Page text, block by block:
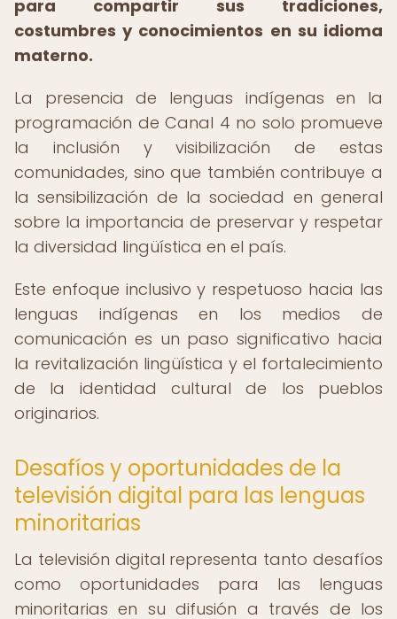
para compartir sus tradiciones,
costumbres y conocimientos en su idioma
materno.
La presencia de lenguas indígenas en la
programación de Canal 4 no solo promueve
la inclusión y visibilización de estas
comunidades, sino que también contribuye a
la sensibilización de la sociedad en general
sobre la importancia de preservar y respetar
la diversidad lingüística en el país.
Este enfoque inclusivo y respetuoso hacia las
lenguas indígenas en los medios de
comunicación es un paso significativo hacia
la revitalización lingüística y el fortalecimiento
de la identidad cultural de los pueblos
originarios.
Desafíos y oportunidades de la
televisión digital para las lenguas
minoritarias
La televisión digital representa tanto desafíos
como oportunidades para las lenguas
minoritarias en su difusión a través de los